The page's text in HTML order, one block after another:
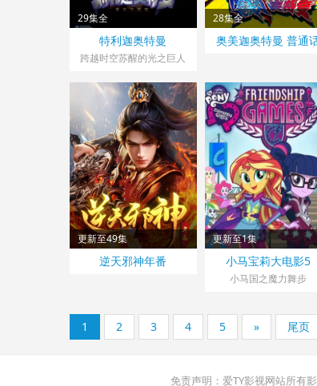
29集全
特利迦奥特曼
跨越时空苏醒的光之巨人
28集全
奥美迦奥特曼 普通
更新至49集
逆天邪神年番
更新至1集
小马宝莉大电影5
小马国之魔力舞步
1 2 3 4 5 » 尾页
免责声明：爱TY影视网站所有